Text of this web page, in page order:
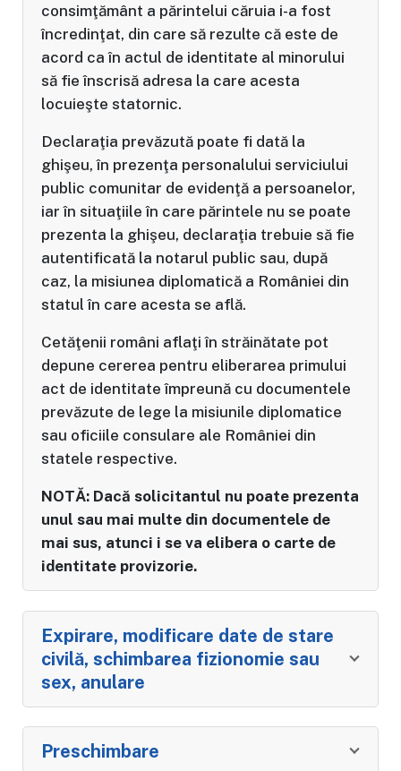
consimţământ a părintelui căruia i-a fost
încredinţat, din care să rezulte că este de
acord ca în actul de identitate al minorului
să fie înscrisă adresa la care acesta
locuieşte statornic.
Declaraţia prevăzută poate fi dată la
ghişeu, în prezenţa personalului serviciului
public comunitar de evidenţă a persoanelor,
iar în situaţiile în care părintele nu se poate
prezenta la ghişeu, declaraţia trebuie să fie
autentificată la notarul public sau, după
caz, la misiunea diplomatică a României din
statul în care acesta se află.
Cetăţenii români aflaţi în străinătate pot
depune cererea pentru eliberarea primului
act de identitate împreună cu documentele
prevăzute de lege la misiunile diplomatice
sau oficiile consulare ale României din
statele respective.
NOTĂ: Dacă solicitantul nu poate prezenta
unul sau mai multe din documentele de
mai sus, atunci i se va elibera o carte de
identitate provizorie.
Expirare, modificare date de stare
civilă, schimbarea fizionomie sau
sex, anulare
Preschimbare